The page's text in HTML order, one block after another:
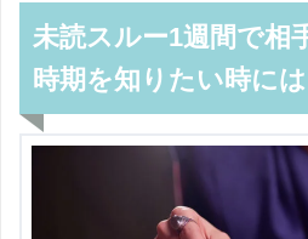
未読スルー1週間で相
時期を知りたい時には